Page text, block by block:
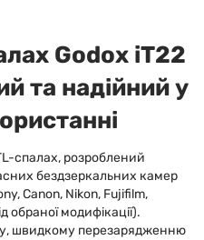
Godox iT22
та надійний у
спалах, розроблений
бездзеркальних камер
Canon, Nikon, Fujifilm,
модифікації).
швидкому перезарядженню